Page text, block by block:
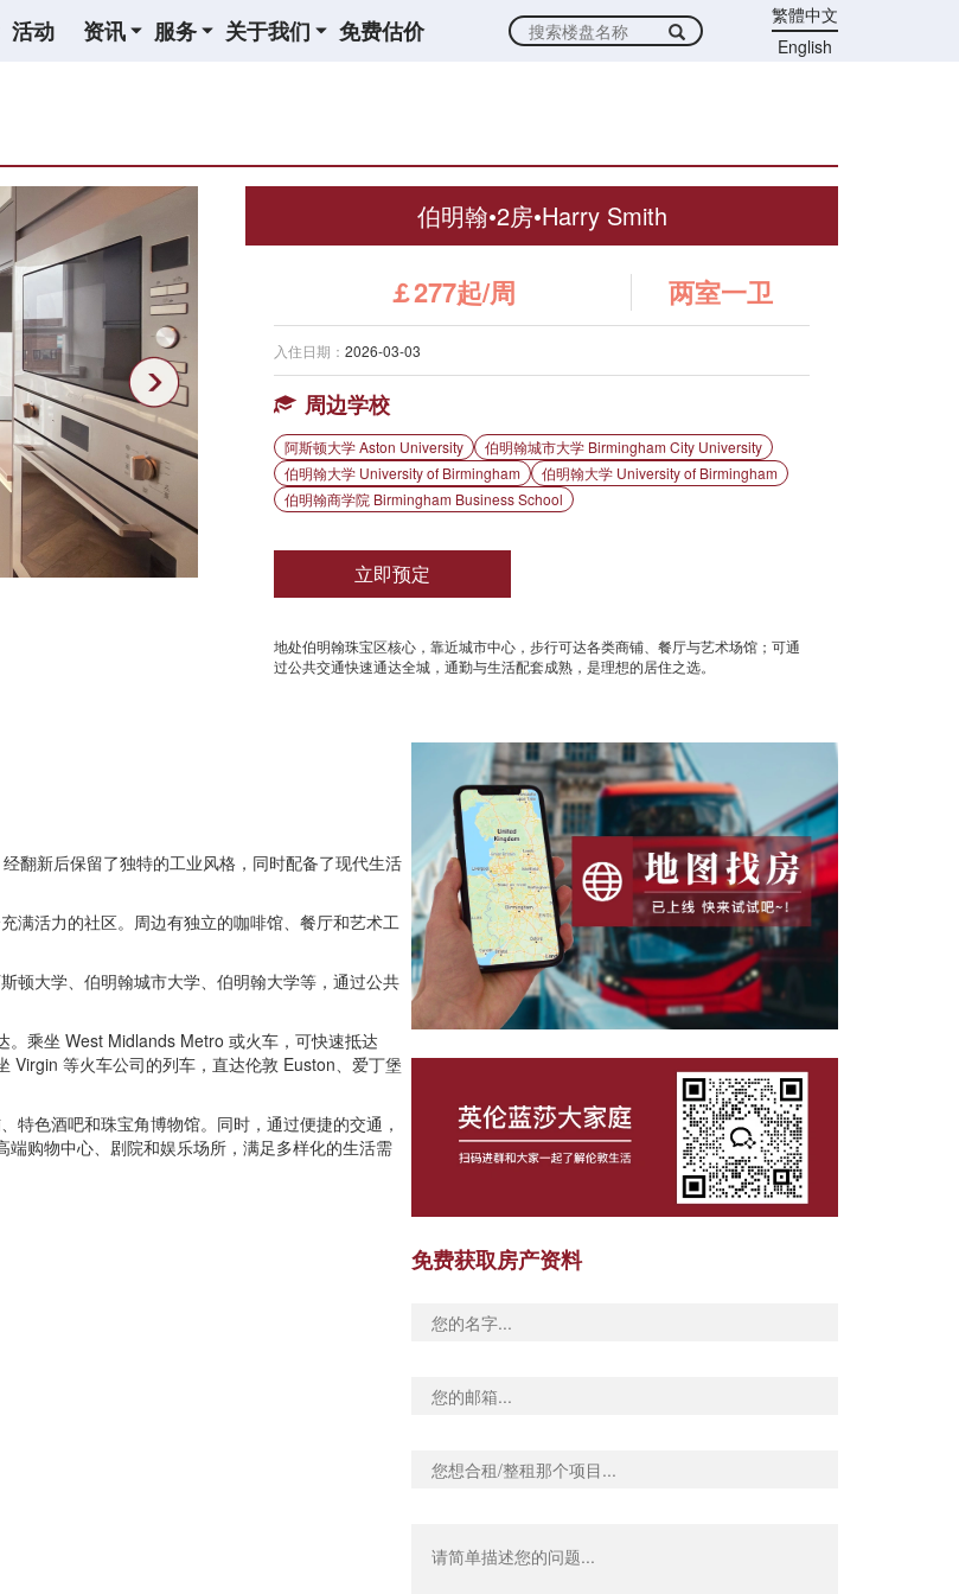
活动 资讯 服务 关于我们 免费估价
繁體中文
English
伯明翰•2房•Harry Smith
￡277起/周 两室一卫
入住日期： 2026-03-03
周边学校
阿斯顿大学 Aston University
伯明翰城市大学 Birmingham City University
伯明翰大学 University of Birmingham
伯明翰大学 University of Birmingham
伯明翰商学院 Birmingham Business School
立即预定
地处伯明翰珠宝区核心，靠近城市中心，步行可达各类商铺、餐厅与艺术场馆；可通
过公共交通快速通达全城，通勤与生活配套成熟，是理想的居住之选。
翻新后保留了独特的工业风格，同时配备了现代生活
满活力的社区。周边有独立的咖啡馆、餐厅和艺术工
顿大学、伯明翰城市大学、伯明翰大学等，通过公共
乘坐 West Midlands Metro 或火车，可快速抵达
Virgin 等火车公司的列车，直达伦敦 Euston、爱丁堡
特色酒吧和珠宝角博物馆。同时，通过便捷的交通，
购物中心、剧院和娱乐场所，满足多样化的生活需
免费获取房产资料